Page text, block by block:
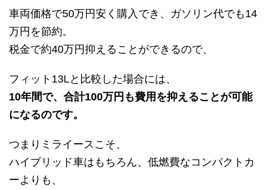
車両価格で50万円安く購入でき、ガソリン代でも14
万円を節約。
税金で約40万円抑えることができるので、
フィット13Lと比較した場合には、
10年間で、合計100万円も費用を抑えることが可能
になるのです。
つまりミライースこそ、
ハイブリッド車はもちろん、低燃費なコンパクトカ
ーよりも、